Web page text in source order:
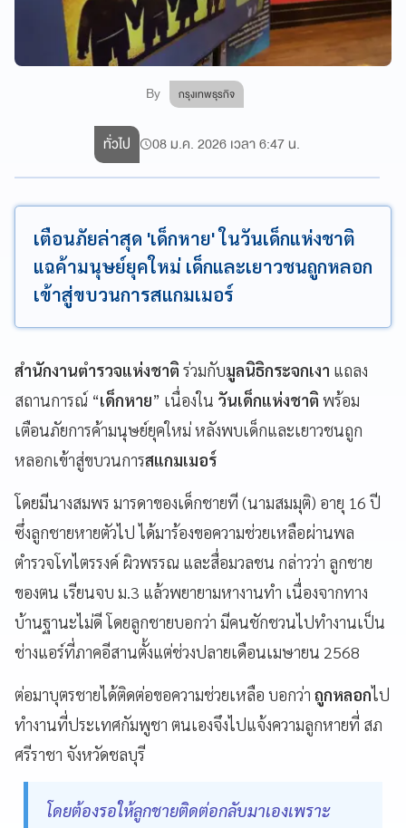
By กรุงเทพธุรกิจ
ทั่วไป 08 ม.ค. 2026 เวลา 6:47 น.
เตือนภัยล่าสุด 'เด็กหาย' ในวันเด็กแห่งชาติ
แฉค้ามนุษย์ยุคใหม่ เด็กและเยาวชนถูกหลอก
เข้าสู่ขบวนการสแกมเมอร์
สำนักงานตำรวจแห่งชาติ ร่วมกับมูลนิธิกระจกเงา แถลง
สถานการณ์ “เด็กหาย” เนื่องใน วันเด็กแห่งชาติ พร้อม
เตือนภัยการค้ามนุษย์ยุคใหม่ หลังพบเด็กและเยาวชนถูก
หลอกเข้าสู่ขบวนการสแกมเมอร์
โดยมีนางสมพร มารดาของเด็กชายที (นามสมมุติ) อายุ 16 ปี
ซึ่งลูกชายหายตัวไป ได้มาร้องขอความช่วยเหลือผ่านพล
ตำรวจโทไตรรงค์ ผิวพรรณ และสื่อมวลชน กล่าวว่า ลูกชาย
ของตน เรียนจบ ม.3 แล้วพยายามหางานทำ เนื่องจากทาง
บ้านฐานะไม่ดี โดยลูกชายบอกว่า มีคนชักชวนไปทำงานเป็น
ช่างแอร์ที่ภาคอีสานตั้งแต่ช่วงปลายเดือนเมษายน 2568
ต่อมาบุตรชายได้ติดต่อขอความช่วยเหลือ บอกว่า ถูกหลอกไป
ทำงานที่ประเทศกัมพูชา ตนเองจึงไปแจ้งความลูกหายที่ สภ
ศรีราชา จังหวัดชลบุรี
โดยต้องรอให้ลูกชายติดต่อกลับมาเองเพราะ